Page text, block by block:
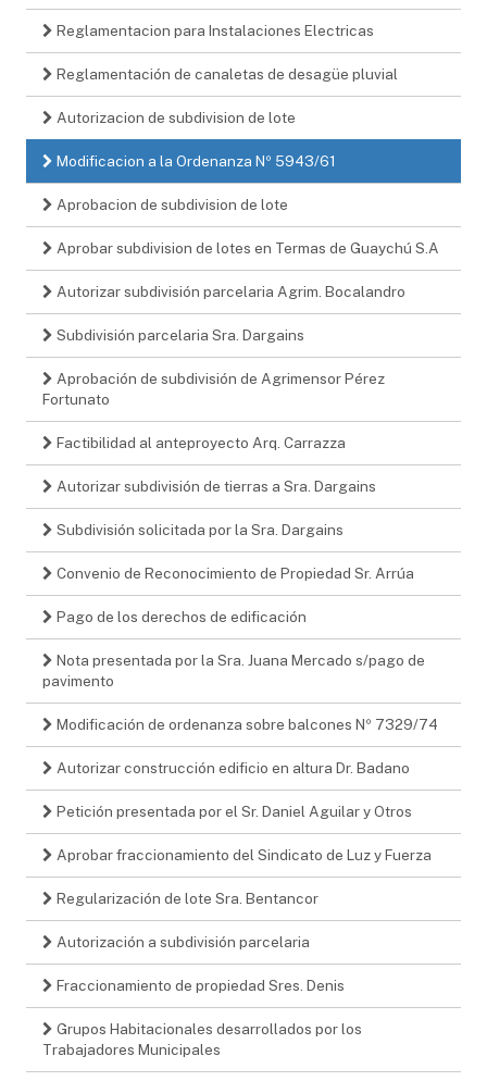
Reglamentacion para Instalaciones Electricas
Reglamentación de canaletas de desagüe pluvial
Autorizacion de subdivision de lote
Modificacion a la Ordenanza Nº 5943/61
Aprobacion de subdivision de lote
Aprobar subdivision de lotes en Termas de Guaychú S.A
Autorizar subdivisión parcelaria Agrim. Bocalandro
Subdivisión parcelaria Sra. Dargains
Aprobación de subdivisión de Agrimensor Pérez
Fortunato
Factibilidad al anteproyecto Arq. Carrazza
Autorizar subdivisión de tierras a Sra. Dargains
Subdivisión solicitada por la Sra. Dargains
Convenio de Reconocimiento de Propiedad Sr. Arrúa
Pago de los derechos de edificación
Nota presentada por la Sra. Juana Mercado s/pago de
pavimento
Modificación de ordenanza sobre balcones Nº 7329/74
Autorizar construcción edificio en altura Dr. Badano
Petición presentada por el Sr. Daniel Aguilar y Otros
Aprobar fraccionamiento del Sindicato de Luz y Fuerza
Regularización de lote Sra. Bentancor
Autorización a subdivisión parcelaria
Fraccionamiento de propiedad Sres. Denis
Grupos Habitacionales desarrollados por los
Trabajadores Municipales